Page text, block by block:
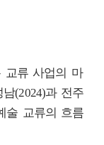
교류 사업의 마
(2024)과 전주
술 교류의 흐름